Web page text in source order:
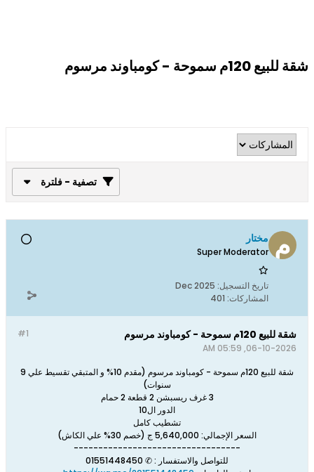
شقة للبيع 120م سموحة - كومباوند مرسوم
تصفية - فلترة
مختار
Super Moderator
تاريخ التسجيل: Dec 2025
المشاركات: 401
#1 شقة للبيع 120م سموحة - كومباوند مرسوم
06-10-2026, 05:59 AM
شقة للبيع 120م سموحة - كومباوند مرسوم (مقدم 10% و المتبقي تقسيط علي 9
سنوات)
3 غرف ريسبشن 2 قطعة 2 حمام
الدور ال10
تشطيب كامل
السعر الإجمالي: 5,640,000 ج (خصم 30% علي الكاش)
----------------------------------
للتواصل والاستفسار : ✆ 01551448450